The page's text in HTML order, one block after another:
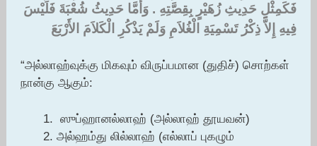
فَكَمِثْلِ حَدِيثِ زُهَيْرٍ بِقِصَّتِهِ ‏.‏ وَأَمَّا حَدِيثُ شُعْبَةَ فَلَيْسَ
فِيهِ إِلاَّ ذِكْرُ تَسْمِيَةِ الْغُلاَمِ وَلَمْ يَذْكُرِ الْكَلاَمَ الأَرْبَعَ
“அல்லாஹ்வுக்கு மிகவும் விருப்பமான (துதிச்) சொற்கள்
நான்கு ஆகும்:
ஸுப்ஹானல்லாஹ் (அல்லாஹ் தூயவன்)
அல்ஹம்து லில்லாஹ் (எல்லாப் புகழும்